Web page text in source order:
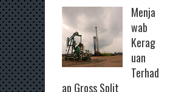
Menja
wab
Kerag
uan
Terhad
ap Gross Split